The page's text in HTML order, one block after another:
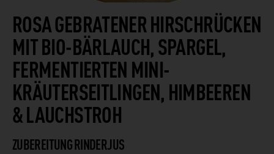
ROSA GEBRATENER HIRSCHRÜCKEN
MIT BIO-BÄRLAUCH, SPARGEL,
FERMENTIERTEN MINI-
KRÄUTERSEITLINGEN, HIMBEEREN
& LAUCHSTROH
ZUBEREITUNG RINDERJUS